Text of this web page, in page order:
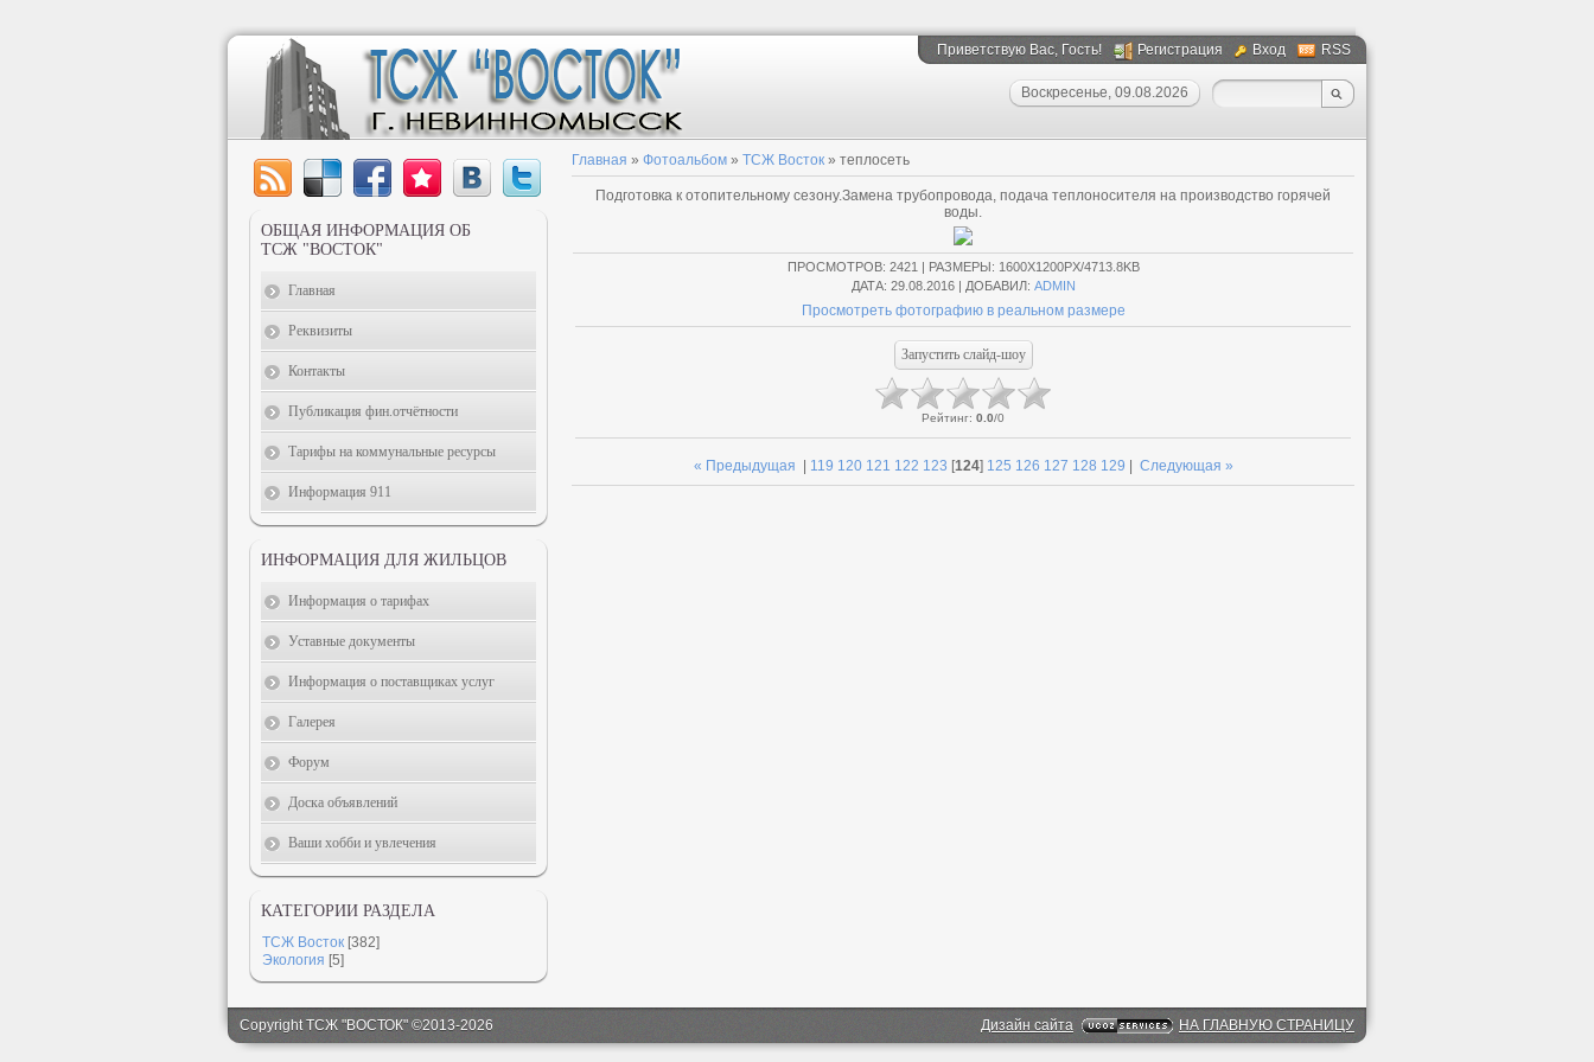
Приветствую Вас, Гость! Регистрация Вход RSS
Воскресенье, 09.08.2026
Главная » Фотоальбом » ТСЖ Восток » теплосеть
Подготовка к отопительному сезону.Замена трубопровода, подача теплоносителя на производство горячей
воды.
ПРОСМОТРОВ: 2421 | РАЗМЕРЫ: 1600X1200PX/4713.8KB
ДАТА: 29.08.2016 | ДОБАВИЛ: ADMIN
Просмотреть фотографию в реальном размере
Рейтинг: 0.0/0
« Предыдущая 119 120 121 122 123 [124] 125 126 127 128 129 Следующая »
ОБЩАЯ ИНФОРМАЦИЯ ОБ
ТСЖ "ВОСТОК"
Главная
Реквизиты
Контакты
Публикация фин.отчётности
Тарифы на коммунальные ресурсы
Информация 911
ИНФОРМАЦИЯ ДЛЯ ЖИЛЬЦОВ
Информация о тарифах
Уставные документы
Информация о поставщиках услуг
Галерея
Форум
Доска объявлений
Ваши хобби и увлечения
КАТЕГОРИИ РАЗДЕЛА
ТСЖ Восток [382]
Экология [5]
Copyright ТСЖ "ВОСТОК" ©2013-2026 Дизайн сайта НА ГЛАВНУЮ СТРАНИЦУ